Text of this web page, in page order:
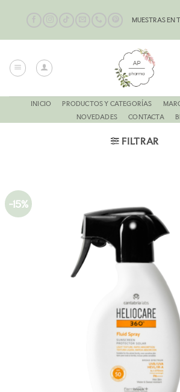
contenido
MUESTRAS EN
INICIO PRODUCTOS Y CATEGORÍAS
NOVEDADES
CONTACTA
FILTRAR
-15%